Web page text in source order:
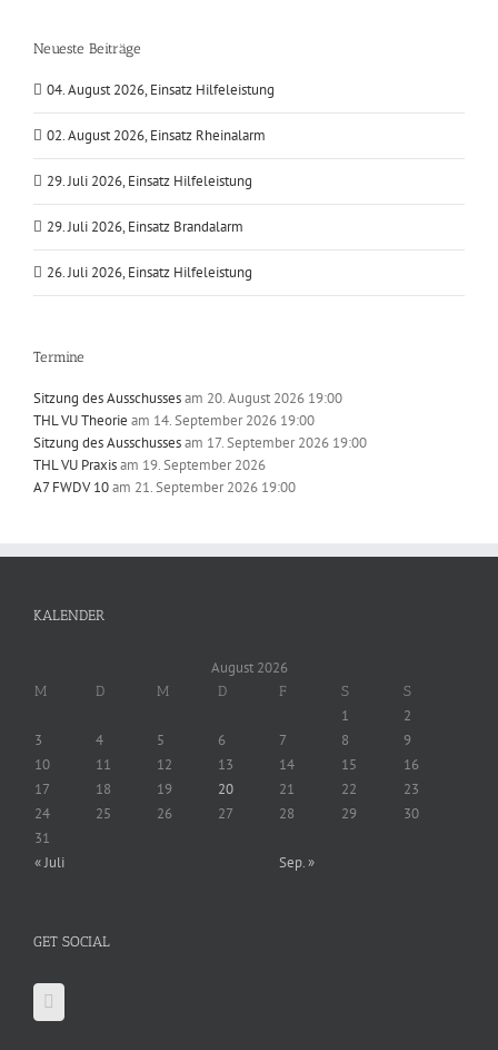
Neueste Beiträge
04. August 2026, Einsatz Hilfeleistung
02. August 2026, Einsatz Rheinalarm
29. Juli 2026, Einsatz Hilfeleistung
29. Juli 2026, Einsatz Brandalarm
26. Juli 2026, Einsatz Hilfeleistung
Termine
Sitzung des Ausschussesam 20. August 2026 19:00
THL VU Theorie am 14. September 2026 19:00
Sitzung des Ausschussesam 17. September 2026 19:00
THL VU Praxisam 19. September 2026
A7 FWDV 10am 21. September 2026 19:00
KALENDER
August 2026
M D M D F S S
1
2
3
4 5 6 7 8
9
10
11 12 13 14 15
16
17
18 19 20 21 22
23
24
25 26 27 28 29
30
31
« Juli
Sep. »
GET SOCIAL